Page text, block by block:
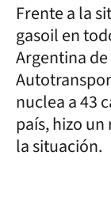
Frente a la
gasoil en
Argentina
nuclea a 43
país, hizo
la situación.